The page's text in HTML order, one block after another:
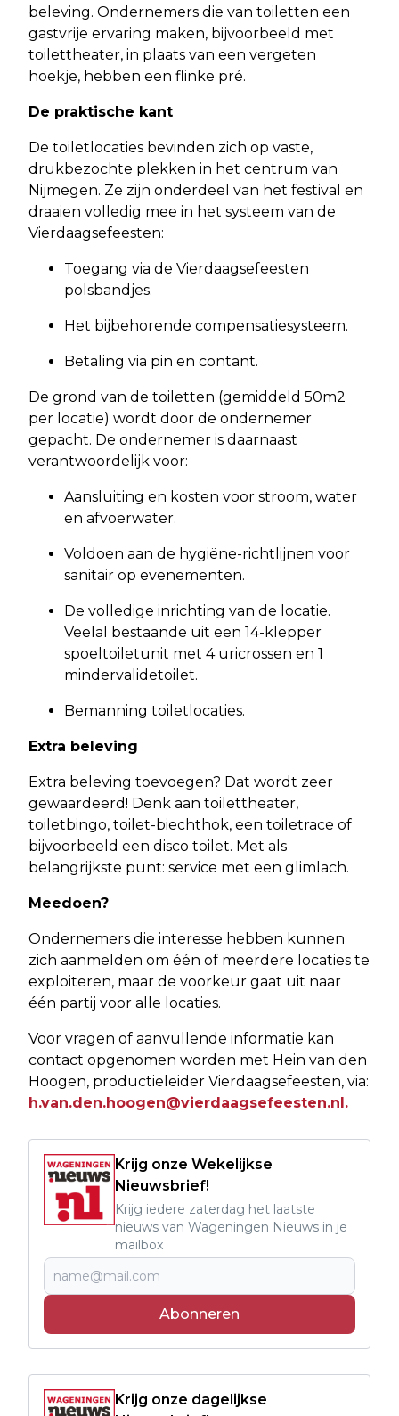
beleving. Ondernemers die van toiletten een
gastvrije ervaring maken, bijvoorbeeld met
toilettheater, in plaats van een vergeten
hoekje, hebben een flinke pré.
De praktische kant
De toiletlocaties bevinden zich op vaste,
drukbezochte plekken in het centrum van
Nijmegen. Ze zijn onderdeel van het festival en
draaien volledig mee in het systeem van de
Vierdaagsefeesten:
Toegang via de Vierdaagsefeesten
polsbandjes.
Het bijbehorende compensatiesysteem.
Betaling via pin en contant.
De grond van de toiletten (gemiddeld 50m2
per locatie) wordt door de ondernemer
gepacht. De ondernemer is daarnaast
verantwoordelijk voor:
Aansluiting en kosten voor stroom, water
en afvoerwater.
Voldoen aan de hygiëne-richtlijnen voor
sanitair op evenementen.
De volledige inrichting van de locatie.
Veelal bestaande uit een 14-klepper
spoeltoiletunit met 4 uricrossen en 1
mindervalidetoilet.
Bemanning toiletlocaties.
Extra beleving
Extra beleving toevoegen? Dat wordt zeer
gewaardeerd! Denk aan toilettheater,
toiletbingo, toilet-biechthok, een toiletrace of
bijvoorbeeld een disco toilet. Met als
belangrijkste punt: service met een glimlach.
Meedoen?
Ondernemers die interesse hebben kunnen
zich aanmelden om één of meerdere locaties te
exploiteren, maar de voorkeur gaat uit naar
één partij voor alle locaties.
Voor vragen of aanvullende informatie kan
contact opgenomen worden met Hein van den
Hoogen, productieleider Vierdaagsefeesten, via:
h.van.den.hoogen@vierdaagsefeesten.nl.
Krijg onze Wekelijkse
Nieuwsbrief!
Krijg iedere zaterdag het laatste
nieuws van Wageningen Nieuws in je
mailbox
Abonneren
Krijg onze dagelijkse